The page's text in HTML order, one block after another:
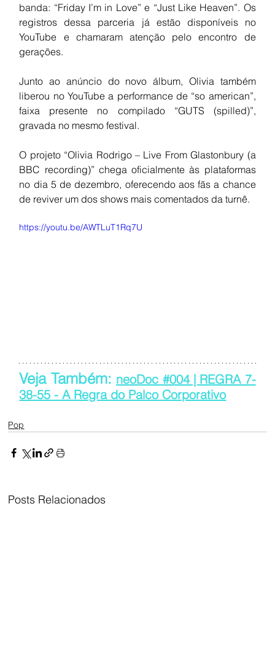
banda: “Friday I’m in Love” e “Just Like Heaven”. Os
registros dessa parceria já estão disponíveis no
YouTube e chamaram atenção pelo encontro de
gerações.
Junto ao anúncio do novo álbum, Olivia também
liberou no YouTube a performance de “so american”,
faixa presente no compilado “GUTS (spilled)”,
gravada no mesmo festival.
O projeto “Olivia Rodrigo – Live From Glastonbury (a
BBC recording)” chega oficialmente às plataformas
no dia 5 de dezembro, oferecendo aos fãs a chance
de reviver um dos shows mais comentados da turnê.
https://youtu.be/AWTLuT1Rq7U
Veja Também: neoDoc #004 | REGRA 7-
38-55 - A Regra do Palco Corporativo
Pop
Posts Relacionados